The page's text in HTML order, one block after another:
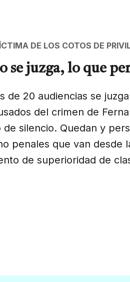
DE LOS COTOS DE
se juzga, lo que
de 20 audiencias se
del crimen de
silencio. Quedan y
penales que van desde
de superioridad de